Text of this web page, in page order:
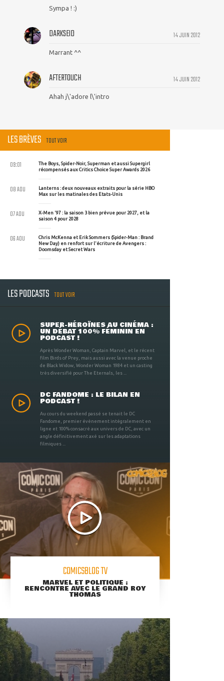
Sympa ! :)
14 JUIN 2012
DARKSEID
Marrant ^^
14 JUIN 2012
AFTERTOUCH
Ahah j\'adore l\'intro
LES BRÈVES TOUT VOIR
The Boys, Spider-Noir, Superman et aussi Supergirl
récompensés aux Critics Choice Super Awards 2026
09:01
Lanterns : deux nouveaux extraits pour la série HBO
Max sur les matinales des Etats-Unis
08 AOU
X-Men '97 : la saison 3 bien prévue pour 2027, et la
saison 4 pour 2028
07 AOU
Chris McKenna et Erik Sommers (Spider-Man : Brand
New Day) en renfort sur l'écriture de Avengers :
Doomsday et Secret Wars
06 AOU
LES PODCASTS TOUT VOIR
SUPER-HÉROÏNES AU CINÉMA :
UN DÉBAT 100% FÉMININ EN
PODCAST !
Après Wonder Woman, Captain Marvel, et le récent
film Birds of Prey, mais aussi avec la venue proche
de Black Widow, Wonder Woman 1984 et un casting
très diversifié pour The Eternals, les ...
DC FANDOME : LE BILAN EN
PODCAST !
Au cours du weekend passé se tenait le DC
Fandome, premier évènement intégralement en
ligne et 100% consacré aux univers de DC, avec un
angle définitivement axé sur les adaptations
filmiques ...
COMICSBLOG TV
MARVEL ET POLITIQUE :
RENCONTRE AVEC LE GRAND ROY
THOMAS